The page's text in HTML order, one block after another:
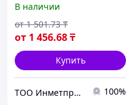
сталь; нержавеющая
сталь...
В наличии
от 1 456.68₸
от 1 501.73 ₸
Купить
ТОО Инметпром 100%